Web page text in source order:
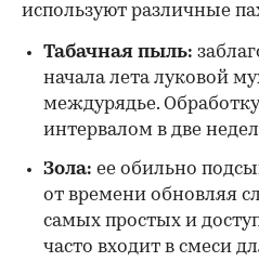
используют различные
Табачная пыль:
начала лета луковой
междурядье.
интервалом в две
Зола: ее обильно
от времени обновляя
самых простых и
часто входит в смеси